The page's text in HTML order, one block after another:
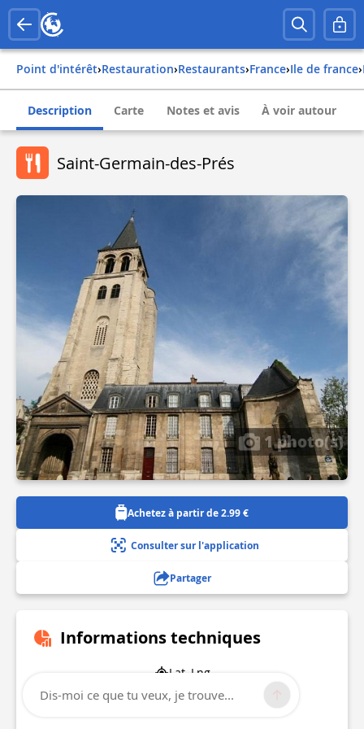
Point d'intérêt› Restauration› Restaurants› france› ile de france›
Description Carte Notes et avis À voir autour
Saint-Germain-des-Prés
1 photo(s)
Achetez à partir de 2.99 €
Consulter sur l'application
Partager
Informations techniques
Lat, Lng
48.85421
2.3337521
Dis-moi ce que tu veux, je trouve...